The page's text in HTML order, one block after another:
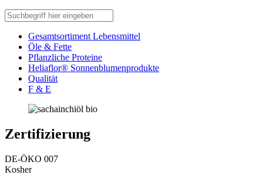
Gesamtsortiment Lebensmittel
Öle & Fette
Pflanzliche Proteine
Heliaflor® Sonnenblumenprodukte
Qualität
F & E
Zertifizierung
DE-ÖKO 007
Kosher